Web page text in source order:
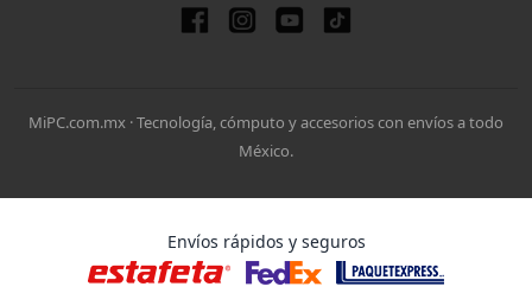
MiPC.com.mx · Tecnología, cómputo y accesorios con envíos a todo
México.
Envíos rápidos y seguros